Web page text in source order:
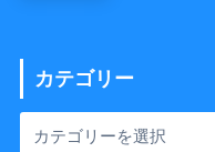
カテゴリー